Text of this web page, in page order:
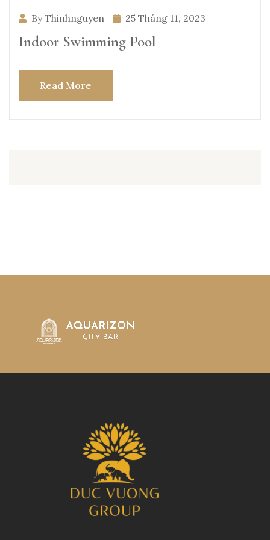
By Thinhnguyen 25 Tháng 11, 2023
Indoor Swimming Pool
Read More